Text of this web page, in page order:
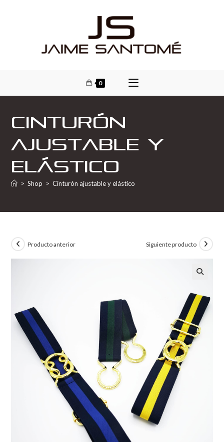
0
Cinturón
ajustable y
elástico
> Shop > Cinturón ajustable y elástico
Producto anterior Siguiente producto